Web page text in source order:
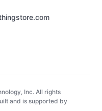
Inc. All rights
and is supported by